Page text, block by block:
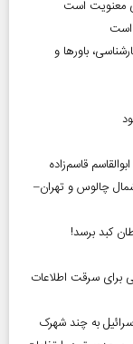
معنویت است
باور‌ها و
قاسم‌زاده
چالوس و تهران–
کبد برسد!
سرقت اطلاعات
به چند شهرک